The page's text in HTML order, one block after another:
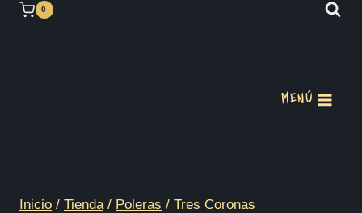
Saltar 0
MENÚ
Inicio / Tienda / Poleras / Tres Coronas